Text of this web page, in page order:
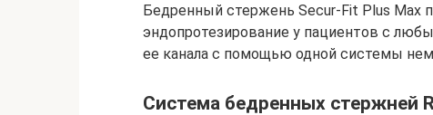
Бедренный стержень Secur-Fit Plus Max
эндопротезирование у пациентов с
ее канала с помощью одной системы
Система бедренных стержней